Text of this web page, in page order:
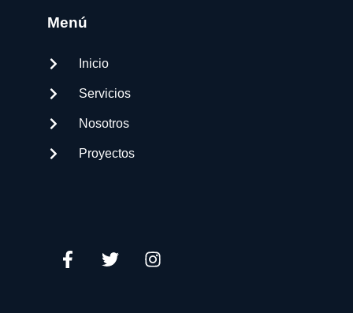
Menú
Inicio
Servicios
Nosotros
Proyectos